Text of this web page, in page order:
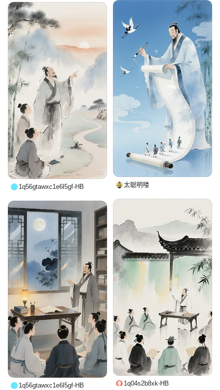
太聪明喽
1q56gtawxc1e6l5gf-HB
1q04s2b8xk-HB
1q56gtawxc1e6l5gf-HB